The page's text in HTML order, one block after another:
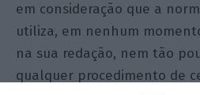
em consideração que a
utiliza, em nenhum
na sua redação, nem tão
qualquer procedimento de